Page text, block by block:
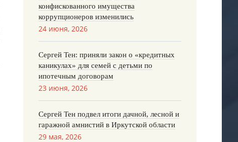
конфискованного имущества
коррупционеров изменились
24 июня, 2026
Сергей Тен: приняли закон о «кредитных
каникулах» для семей с детьми по
ипотечным договорам
23 июня, 2026
Сергей Тен подвел итоги дачной, лесной и
гаражной амнистий в Иркутской области
29 мая, 2026